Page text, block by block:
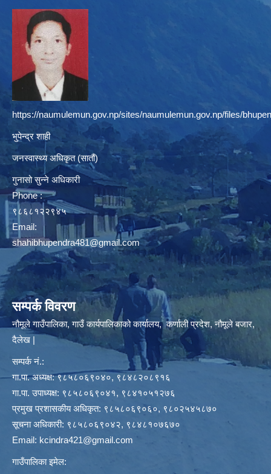
https://naumulemun.gov.np/sites/naumulemun.gov.np/files/
भुपेन्द्र शाही
जनस्वास्थ्य अधिकृत (सातौं)
गुनासो सुन्ने अधिकारी
Phone :
९८६८१२२९४५
Email:
shahibhupendra481@gmail.com
सम्पर्क विवरण
नौमूले गाउँपालिका, गाउँ कार्यपालिकाको कार्यालय, कर्णाली प्रदेश, नौमूले बजार,
दैलेख |
सम्पर्क नं.:
गा.पा. अध्यक्ष: ९८५८०६९०४०, ९८४८२०८९१६
गा.पा. उपाध्यक्ष: ९८५८०६९०४१, ९८४१०५१२७६
प्रमुख प्रशासकीय अधिकृत: ९८५८०६९०६०, ९८०२५४५८७०
सूचना अधिकारी: ९८५८०६९०४२, ९८४८१०७६७०
Email: kcindra421@gmail.com
गाउँपालिका इमेल: